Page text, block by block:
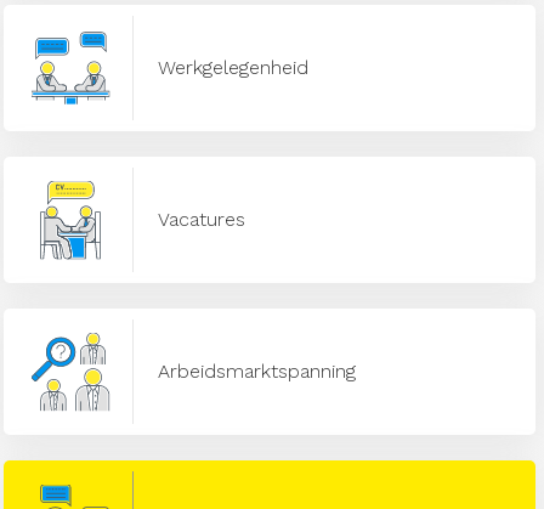
Werkgelegenheid
Vacatures
Arbeidsmarktspanning